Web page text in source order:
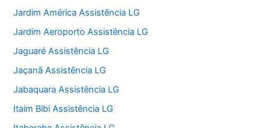
Jardim América Assistência LG
Jardim Aeroporto Assistência LG
Jaguaré Assistência LG
Jaçanã Assistência LG
Jabaquara Assistência LG
Itaim Bibi Assistência LG